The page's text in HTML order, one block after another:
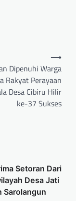
Dipenuhi Warga
Rakyat Perayaan
Desa Cibiru Hilir
ke-37 Sukses
⟶
Setoran Dari
Desa Jati
Sarolangun